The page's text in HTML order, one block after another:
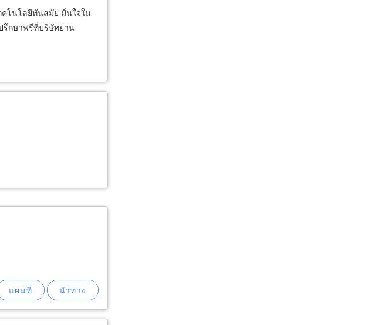
คโนโลยีทันสมัย มั่นใจใน
รึกษาฟรีที่บริษัทย่าน